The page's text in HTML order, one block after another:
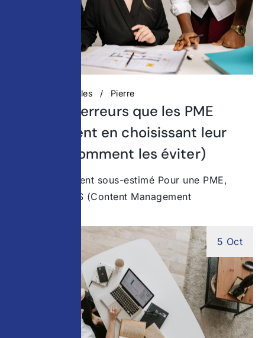
Actualités digitales Pierre
Top 5 des erreurs que les PME
commettent en choisissant leur
CMS (et comment les éviter)
Un choix souvent sous-estimé Pour une PME,
choisir un CMS (Content Management
5 Oct